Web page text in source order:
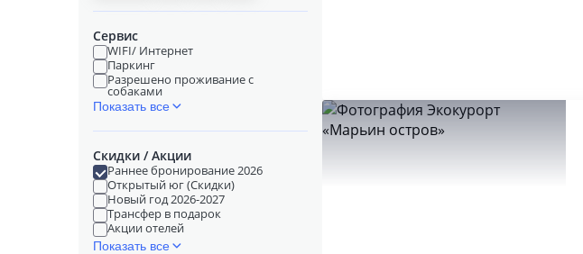
Сервис
WIFI/ Интернет
Паркинг
Разрешено проживание с
собаками
Показать все
Скидки / Акции
Раннее бронирование 2026
Открытый юг (Скидки)
Новый год 2026-2027
Трансфер в подарок
Акции отелей
Показать все